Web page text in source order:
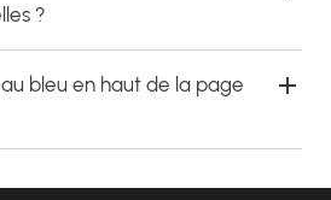
?
bleu en haut de la page